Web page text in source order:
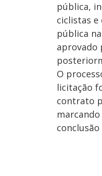
pública,
ciclistas
pública na
aprovado
O
licitação
contrato